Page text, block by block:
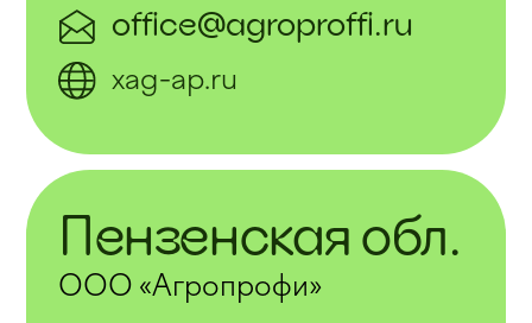
office@agroproffi.ru
xag-ap.ru
Пензенская обл.
ООО «Агропрофи»